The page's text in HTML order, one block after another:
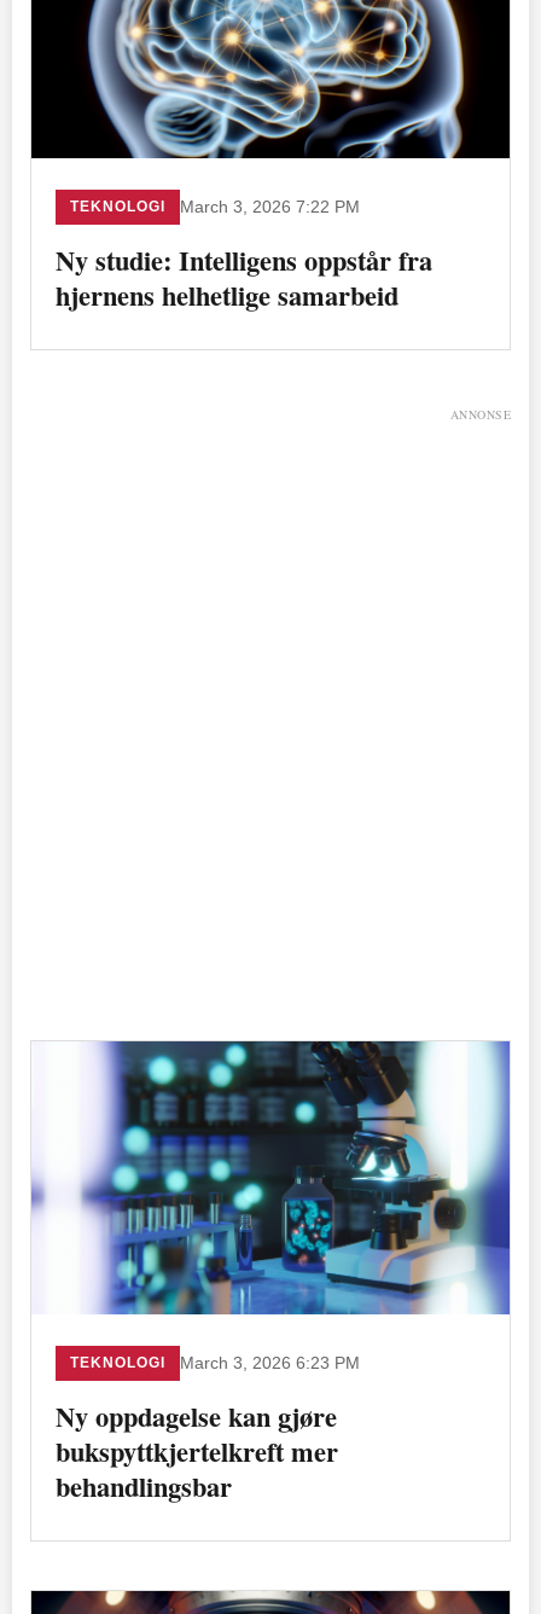
TEKNOLOGI March 3, 2026 7:22 PM
Ny studie: Intelligens oppstår fra
hjernens helhetlige samarbeid
ANNONSE
TEKNOLOGI March 3, 2026 6:23 PM
Ny oppdagelse kan gjøre
bukspyttkjertelkreft mer
behandlingsbar